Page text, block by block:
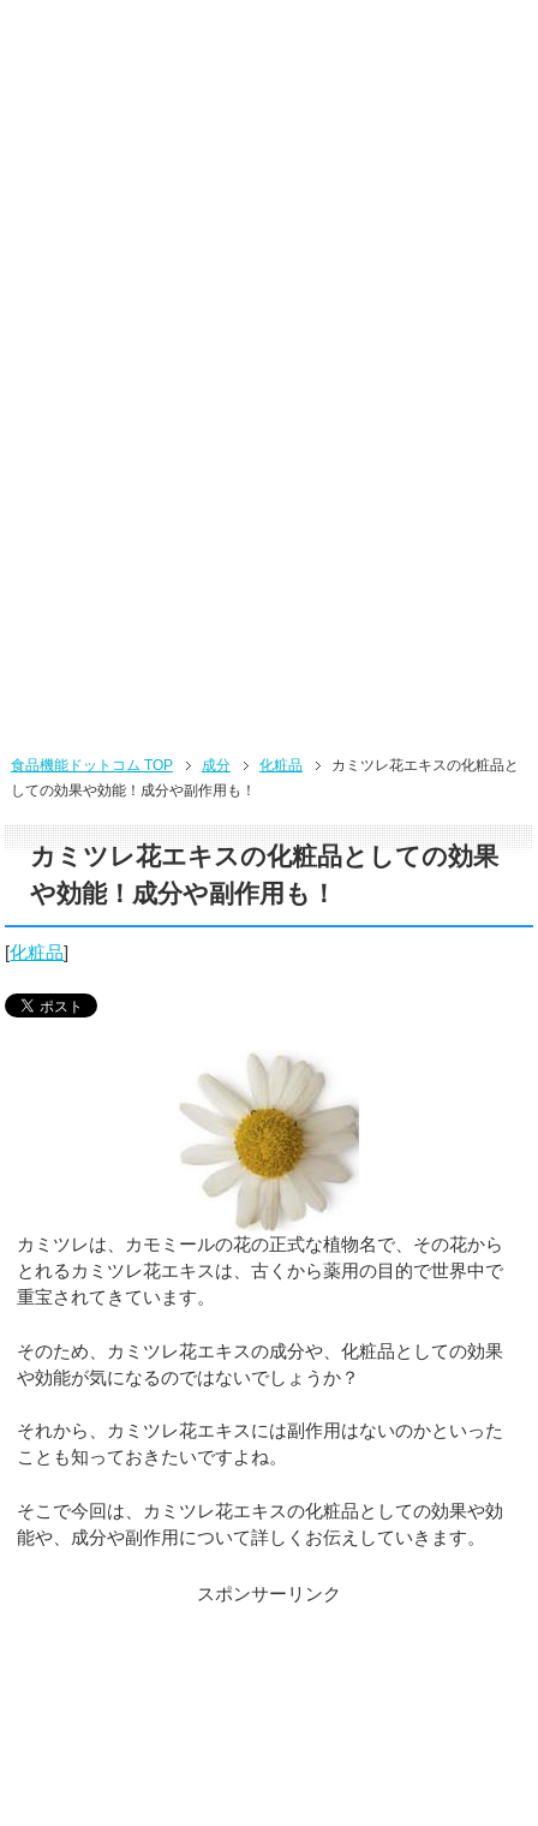
食品機能ドットコム TOP 成分 化粧品
カミツレ花エキスの化粧品と
しての効果や効能！成分や副作用も！
カミツレ花エキスの化粧品としての効果
や効能！成分や副作用も！
[化粧品]
カミツレは、カモミールの花の正式な植物名で、その花から
とれるカミツレ花エキスは、古くから薬用の目的で世界中で
重宝されてきています。
そのため、カミツレ花エキスの成分や、化粧品としての効果
や効能が気になるのではないでしょうか？
それから、カミツレ花エキスには副作用はないのかといった
ことも知っておきたいですよね。
そこで今回は、カミツレ花エキスの化粧品としての効果や効
能や、成分や副作用について詳しくお伝えしていきます。
スポンサーリンク